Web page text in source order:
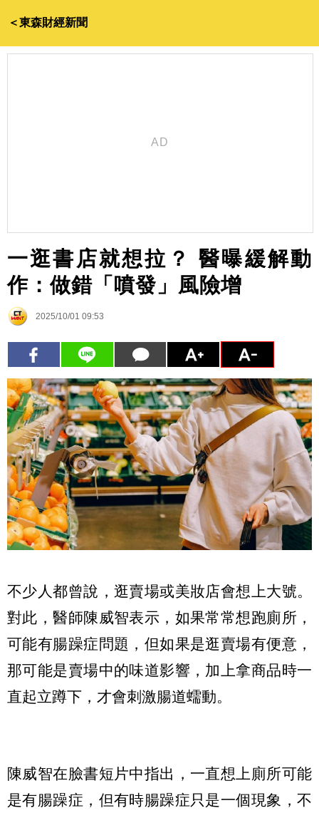
＜東森財經新聞
一逛書店就想拉？ 醫曝緩解動
作：做錯「噴發」風險增
2025/10/01 09:53
不少人都曾說，逛賣場或美妝店會想上大號。
對此，醫師陳威智表示，如果常常想跑廁所，
可能有腸躁症問題，但如果是逛賣場有便意，
那可能是賣場中的味道影響，加上拿商品時一
直起立蹲下，才會刺激腸道蠕動。
陳威智在臉書短片中指出，一直想上廁所可能
是有腸躁症，但有時腸躁症只是一個現象，不